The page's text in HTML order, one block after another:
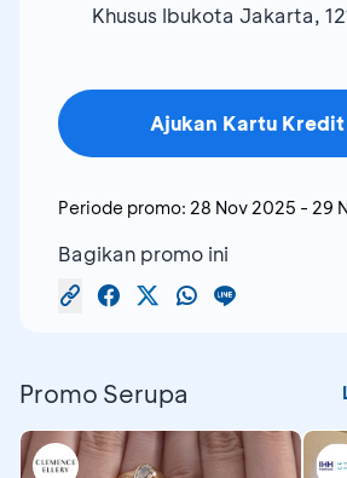
Khusus Ibukota Jakarta,
Ajukan Kartu Kredit
Periode promo: 28 Nov 2025 - 29
Bagikan promo ini
Promo Serupa